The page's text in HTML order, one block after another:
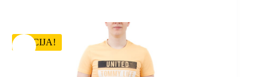
AKCIJA!